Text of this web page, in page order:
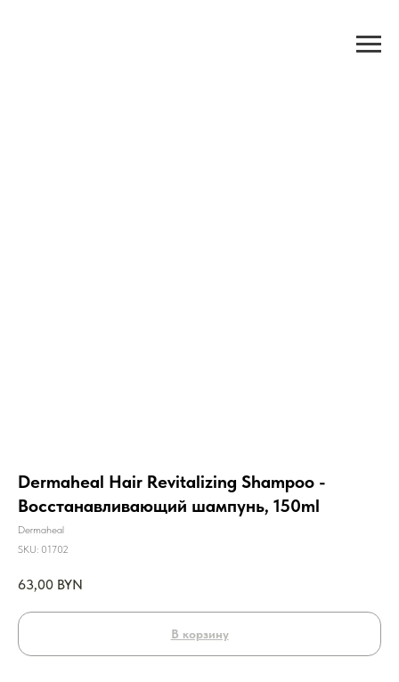
Dermaheal Hair Revitalizing Shampoo -
Восстанавливающий шампунь, 150ml
Dermaheal
SKU: 01702
63,00 BYN
В корзину